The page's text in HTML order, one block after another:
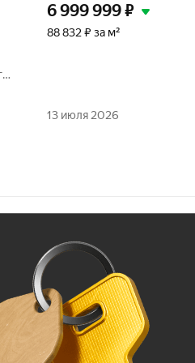
6 999 999₽
88 832 ₽ за м²
13 июля 2026